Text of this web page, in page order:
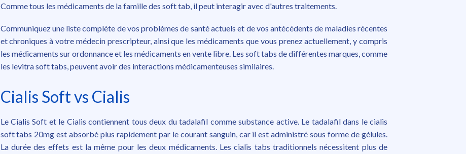
Comme tous les médicaments de la famille des soft tab, il peut interagir avec d'autres traitements.
Communiquez une liste complète de vos problèmes de santé actuels et de vos antécédents de maladies récentes
et chroniques à votre médecin prescripteur, ainsi que les médicaments que vous prenez actuellement, y compris
les médicaments sur ordonnance et les médicaments en vente libre. Les soft tabs de différentes marques, comme
les levitra soft tabs, peuvent avoir des interactions médicamenteuses similaires.
Cialis Soft vs Cialis
Le Cialis Soft et le Cialis contiennent tous deux du tadalafil comme substance active. Le tadalafil dans le cialis
soft tabs 20mg est absorbé plus rapidement par le courant sanguin, car il est administré sous forme de gélules.
La durée des effets est la même pour les deux médicaments. Les cialis tabs traditionnels nécessitent plus de